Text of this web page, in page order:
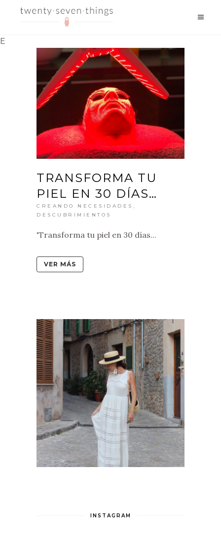
E
TRANSFORMA TU
PIEL EN 30 DÍAS…
CREANDO NECESIDADES ,
DESCUBRIMIENTOS
'Transforma tu piel en 30 días...
VER MÁS
INSTAGRAM